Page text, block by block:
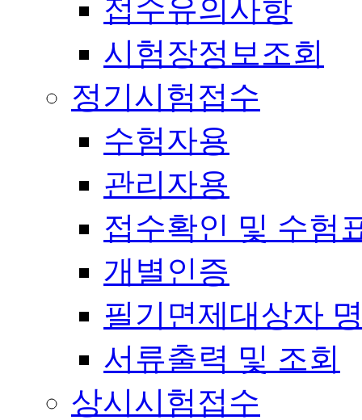
접수유의사항
시험장정보조회
정기시험접수
수험자용
관리자용
접수확인 및 수험
개별인증
필기면제대상자
서류출력 및 조회
상시시험접수